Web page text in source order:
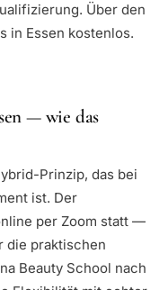
Über den
in Essen kostenlos.
— wie das
Prinzip, das bei
ist. Der
per Zoom statt —
die praktischen
Beauty School nach